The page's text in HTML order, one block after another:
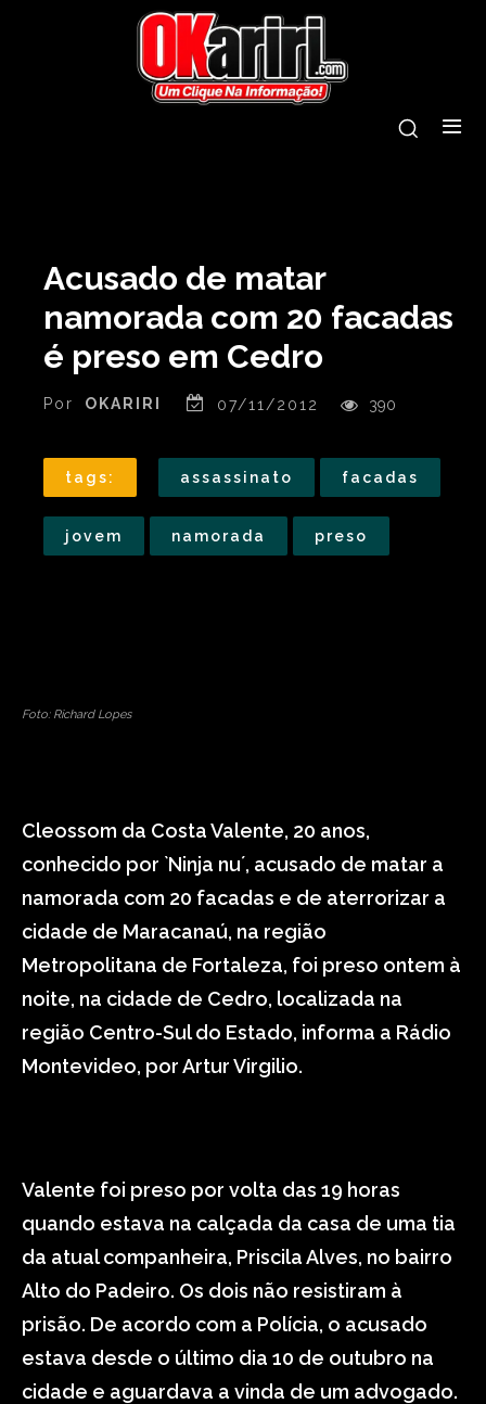
Acusado de matar
namorada com 20 facadas
é preso em Cedro
Por OKARIRI 07/11/2012 390
tags: assassinato facadas
jovem namorada preso
Foto: Richard Lopes
Cleossom da Costa Valente, 20 anos,
conhecido por `Ninja nu´, acusado de matar a
namorada com 20 facadas e de aterrorizar a
cidade de Maracanaú, na região
Metropolitana de Fortaleza, foi preso ontem à
noite, na cidade de Cedro, localizada na
região Centro-Sul do Estado, informa a Rádio
Montevideo, por Artur Virgilio.
Valente foi preso por volta das 19 horas
quando estava na calçada da casa de uma tia
da atual companheira, Priscila Alves, no bairro
Alto do Padeiro. Os dois não resistiram à
prisão. De acordo com a Polícia, o acusado
estava desde o último dia 10 de outubro na
cidade e aguardava a vinda de um advogado.